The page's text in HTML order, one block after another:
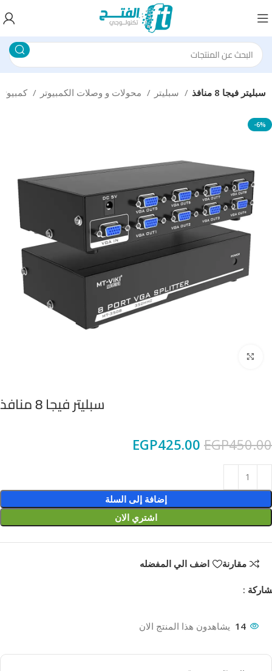
كمبيوتر سبليتر فيجا 8 منافذ
-6%
سبليتر فيجا 8 منافذ
EGP450.00
EGP425.00
إضافة إلى السلة
اشتري الان
مقارنة اضف الي المفضله
:
14 يشاهدون هذا المنتج الان